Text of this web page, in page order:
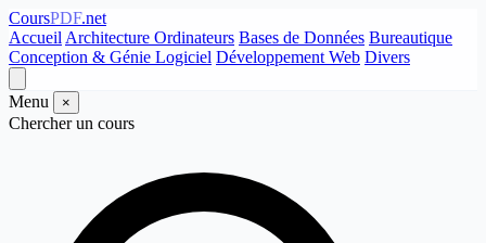
CoursPDF.net
Accueil Architecture Ordinateurs Bases de Données Bureautique
Conception & Génie Logiciel Développement Web Divers
Menu ×
Chercher un cours